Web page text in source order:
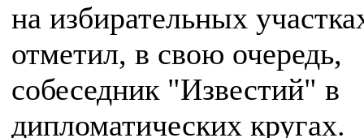
на избирательных
отметил, в свою очередь,
собеседник "Известий" в
дипломатических кругах.